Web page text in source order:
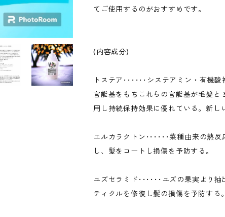
てご使用するのがおすすめです。
(内容成分)
トステア･･････システアミン・有機
官能基をもちこれらの官能基が毛髪と
用し持続保持効果に優れている。新し
エルカラクトン･･････菜種由来の熱
し、髪をコートし損傷を予防する。
ユズセラミド･･････ユズの果実より
ティクルを修復し髪の損傷を予防する。